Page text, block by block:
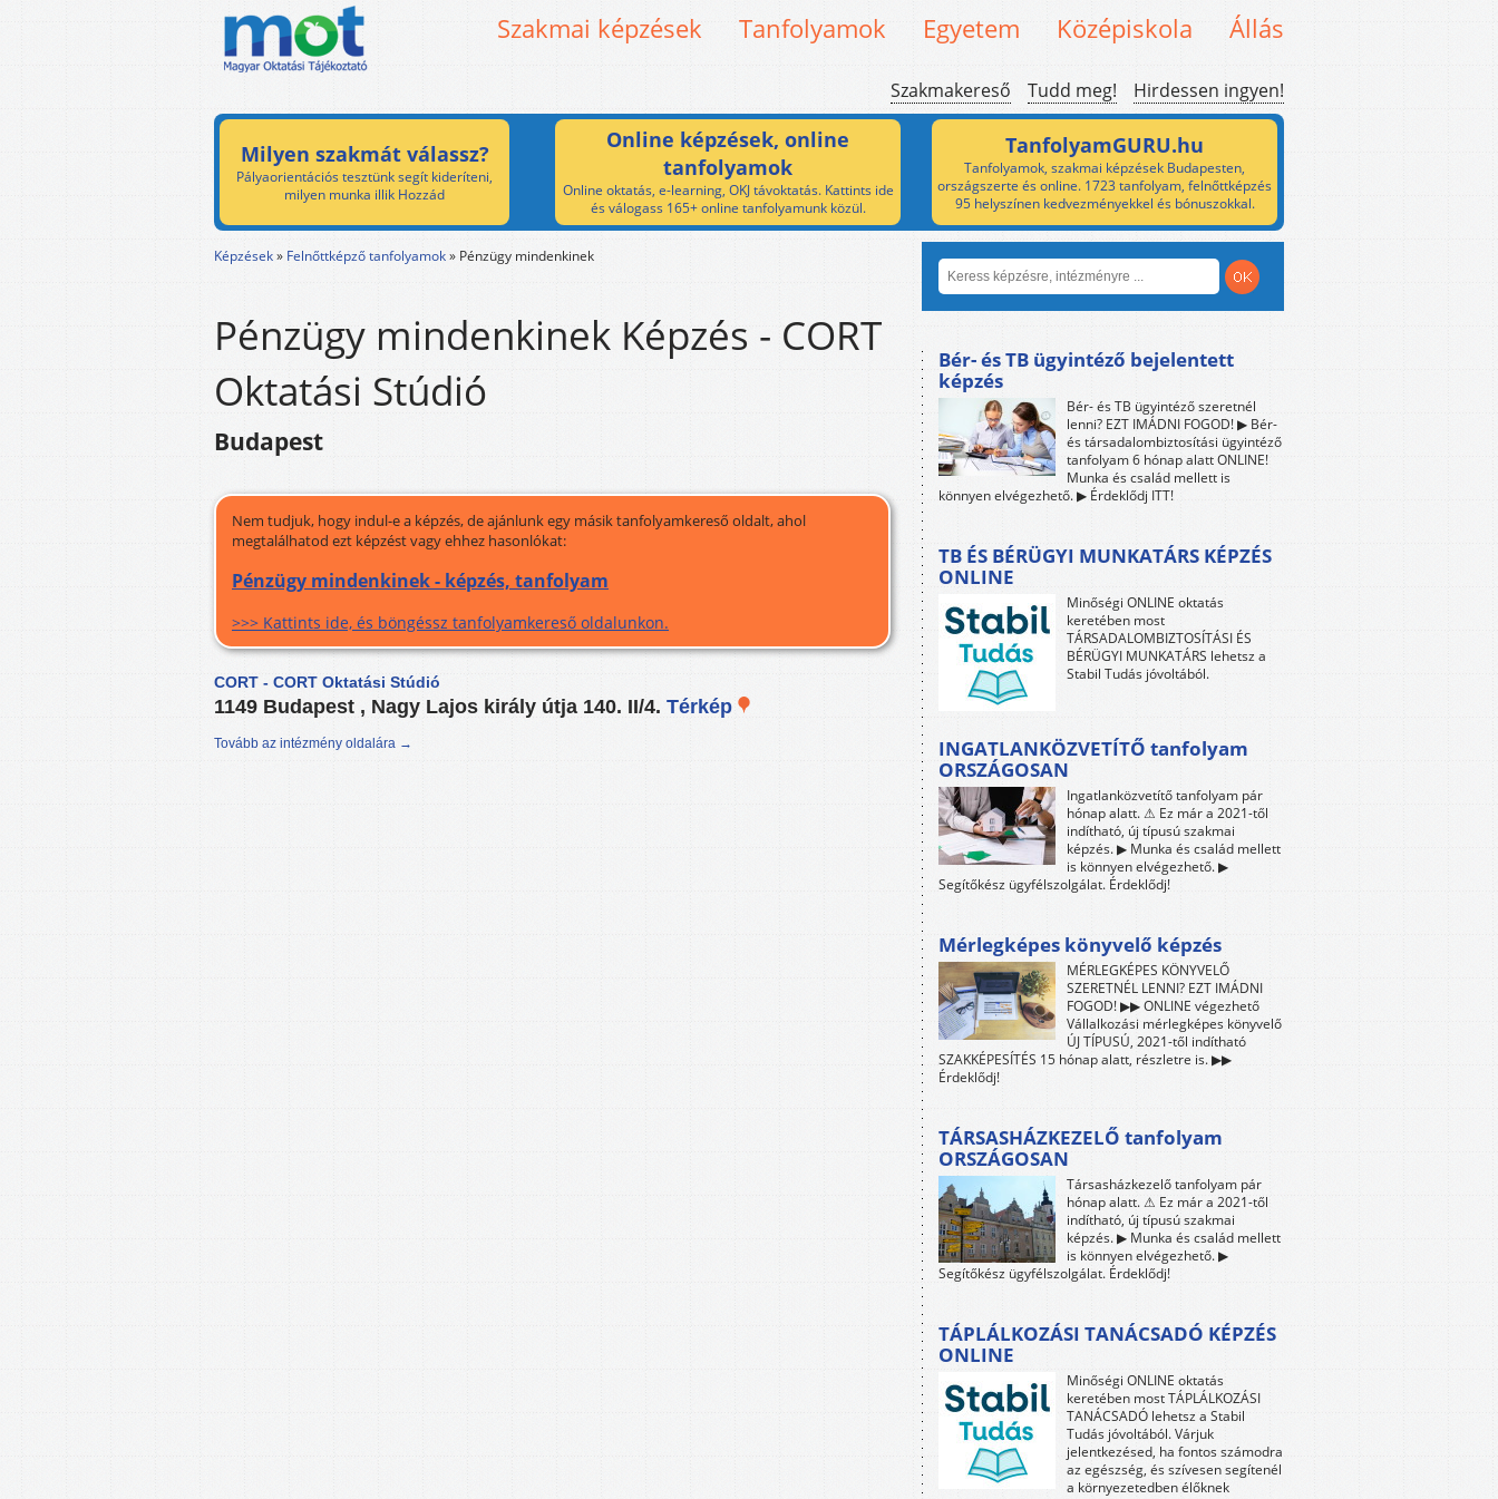
Szakmai képzések Tanfolyamok Egyetem Középiskola Állás
Szakmakereső Tudd meg! Hirdessen ingyen!
Milyen szakmát válassz?
Pályaorientációs tesztünk segít kideríteni,
milyen munka illik Hozzád
Online képzések, online
tanfolyamok
Online oktatás, e-learning, OKJ távoktatás. Kattints ide
és válogass 165+ online tanfolyamunk közül.
TanfolyamGURU.hu
Tanfolyamok, szakmai képzések Budapesten,
országszerte és online. 1723 tanfolyam, felnőttképzés
95 helyszínen kedvezményekkel és bónuszokkal.
Képzések» Felnőttképző tanfolyamok» Pénzügy mindenkinek
Pénzügy mindenkinek Képzés - CORT
Oktatási Stúdió
Budapest
Nem tudjuk, hogy indul-e a képzés, de ajánlunk egy másik tanfolyamkereső oldalt, ahol
megtalálhatod ezt képzést vagy ehhez hasonlókat:
Pénzügy mindenkinek - képzés, tanfolyam
>>> Kattints ide, és böngéssz tanfolyamkereső oldalunkon.
CORT - CORT Oktatási Stúdió
1149 Budapest , Nagy Lajos király útja 140. II/4. Térkép
Tovább az intézmény oldalára →
Bér- és TB ügyintéző bejelentett
képzés
Bér- és TB ügyintéző szeretnél
lenni? EZT IMÁDNI FOGOD! ▶ Bér-
és társadalombiztosítási ügyintéző
tanfolyam 6 hónap alatt ONLINE!
Munka és család mellett is
könnyen elvégezhető. ▶ Érdeklődj ITT!
TB ÉS BÉRÜGYI MUNKATÁRS KÉPZÉS
ONLINE
Minőségi ONLINE oktatás
keretében most
TÁRSADALOMBIZTOSÍTÁSI ÉS
BÉRÜGYI MUNKATÁRS lehetsz a
Stabil Tudás jóvoltából.
INGATLANKÖZVETÍTŐ tanfolyam
ORSZÁGOSAN
Ingatlanközvetítő tanfolyam pár
hónap alatt. ⚠ Ez már a 2021-től
indítható, új típusú szakmai
képzés. ▶ Munka és család mellett
is könnyen elvégezhető. ▶
Segítőkész ügyfélszolgálat. Érdeklődj!
Mérlegképes könyvelő képzés
MÉRLEGKÉPES KÖNYVELŐ
SZERETNÉL LENNI? EZT IMÁDNI
FOGOD! ▶▶ ONLINE végezhető
Vállalkozási mérlegképes könyvelő
ÚJ TÍPUSÚ, 2021-től indítható
SZAKKÉPESÍTÉS 15 hónap alatt, részletre is. ▶▶
Érdeklődj!
TÁRSASHÁZKEZELŐ tanfolyam
ORSZÁGOSAN
Társasházkezelő tanfolyam pár
hónap alatt. ⚠ Ez már a 2021-től
indítható, új típusú szakmai
képzés. ▶ Munka és család mellett
is könnyen elvégezhető. ▶
Segítőkész ügyfélszolgálat. Érdeklődj!
TÁPLÁLKOZÁSI TANÁCSADÓ KÉPZÉS
ONLINE
Minőségi ONLINE oktatás
keretében most TÁPLÁLKOZÁSI
TANÁCSADÓ lehetsz a Stabil
Tudás jóvoltából. Várjuk
jelentkezésed, ha fontos számodra
az egészség, és szívesen segítenél
a környezetedben élőknek